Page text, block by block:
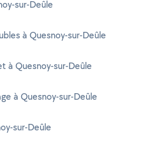
sur-Deûle
à Quesnoy-sur-Deûle
à Quesnoy-sur-Deûle
à Quesnoy-sur-Deûle
sur-Deûle